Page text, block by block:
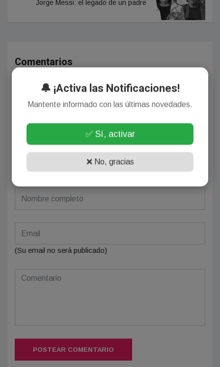
Jorge Messi: el legado de un padre
Comentarios
¡Sin comentarios aún!
Se el primero en comentar este artículo.
Deja tu comentario
(Su email no será publicado)
POSTEAR COMENTARIO
🔔 ¡Activa las Notificaciones!
Mantente informado con las últimas novedades.
✅ Sí, activar
❌ No, gracias